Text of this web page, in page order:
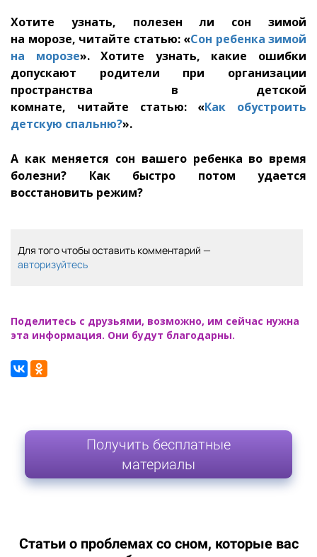
Хотите узнать, полезен ли сон зимой
на морозе, читайте статью: «Сон ребенка зимой
на морозе». Хотите узнать, какие ошибки
допускают родители при организации
пространства в детской
комнате, читайте статью: «Как обустроить
детскую спальню?».
А как меняется сон вашего ребенка во время
болезни? Как быстро потом удается
восстановить режим?
Для того чтобы оставить комментарий —
авторизуйтесь
Поделитесь с друзьями, возможно, им сейчас нужна
эта информация. Они будут благодарны.
Получить бесплатные
материалы
Статьи о проблемах со сном, которые вас